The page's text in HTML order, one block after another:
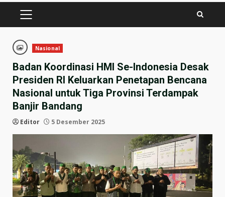
PRIMARY
Nasional
Badan Koordinasi HMI Se-Indonesia Desak
Presiden RI Keluarkan Penetapan Bencana
Nasional untuk Tiga Provinsi Terdampak
Banjir Bandang
Editor 5 Desember 2025